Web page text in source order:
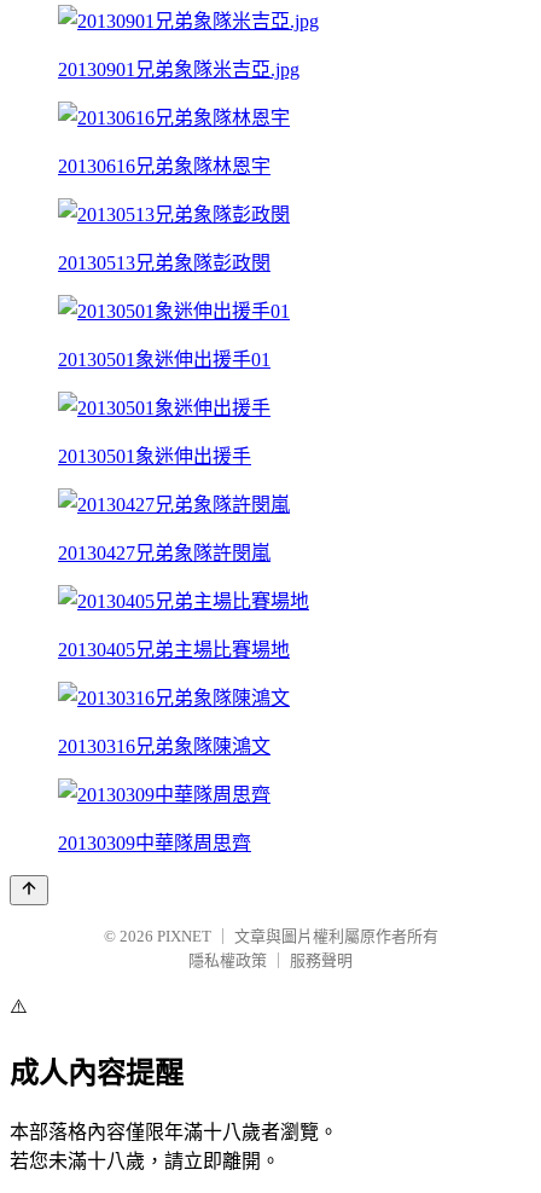
20130901兄弟象隊米吉亞.jpg
20130616兄弟象隊林恩宇
20130513兄弟象隊彭政閔
20130501象迷伸出援手01
20130501象迷伸出援手
20130427兄弟象隊許閔嵐
20130405兄弟主場比賽場地
20130316兄弟象隊陳鴻文
20130309中華隊周思齊
© 2026 PIXNET
文章與圖片權利屬原作者所有
隱私權政策
服務聲明
⚠️
成人內容提醒
本部落格內容僅限年滿十八歲者瀏覽。
若您未滿十八歲，請立即離開。